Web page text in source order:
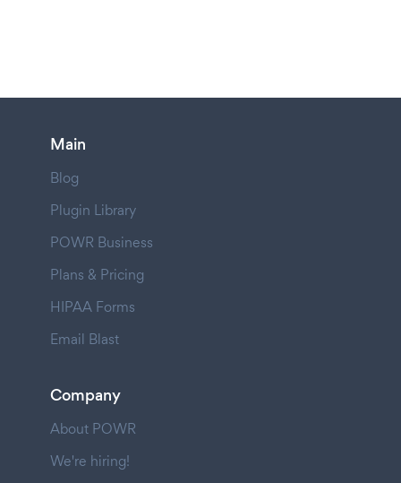
Main
Blog
Plugin Library
POWR Business
Plans & Pricing
HIPAA Forms
Email Blast
Company
About POWR
We're hiring!